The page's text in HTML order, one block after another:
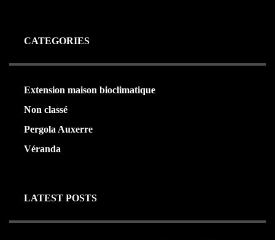
CATEGORIES
Extension maison bioclimatique
Non classé
Pergola Auxerre
Véranda
LATEST POSTS